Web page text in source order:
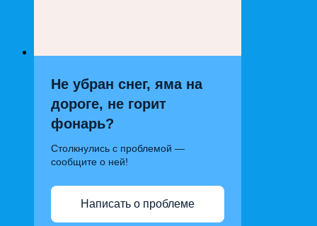
Не убран снег, яма на
дороге, не горит
фонарь?
Столкнулись с проблемой —
сообщите о ней!
Написать о проблеме